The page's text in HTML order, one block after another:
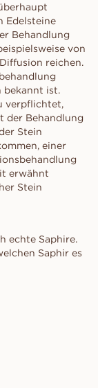
Edelsteine
Behandlung
von
reichen.
bekannt ist.
verpflichtet,
der Behandlung
Stein
einer
erwähnt
Stein
echte Saphire.
Saphir es